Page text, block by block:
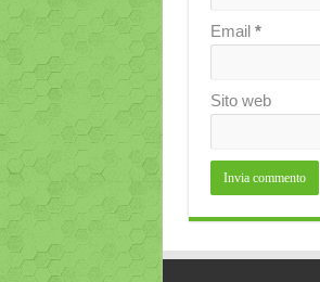
Email *
Sito web